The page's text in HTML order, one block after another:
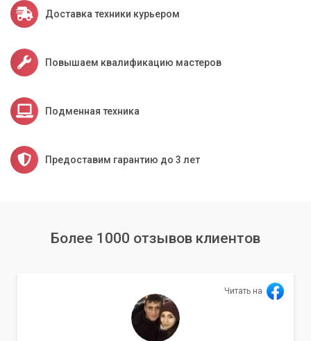
Доставка техники курьером
Повышаем квалификацию мастеров
Подменная техника
Предоставим гарантию до 3 лет
Более 1000 отзывов клиентов
Читать на